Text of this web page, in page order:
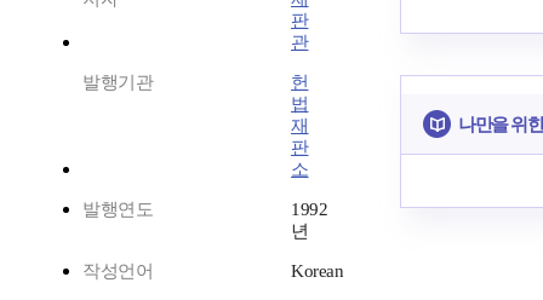
판
관
발행기관
헌
법
재
판
소
발행연도
1992
년
작성언어 Korean
나만을 위